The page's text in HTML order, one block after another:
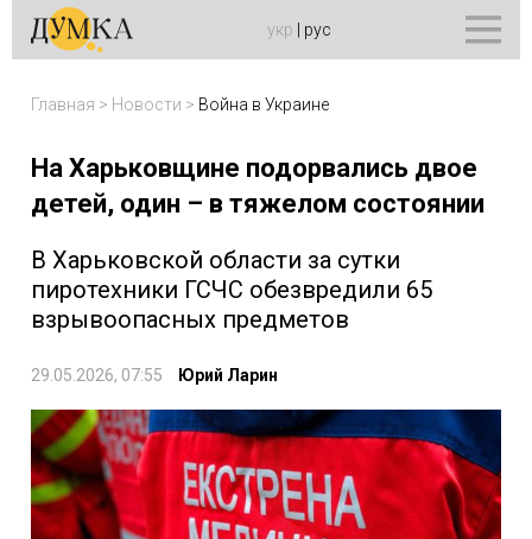
укр рус
Главная > Новости > Война в Украине
На Харьковщине подорвались двое
детей, один – в тяжелом состоянии
В Харьковской области за сутки
пиротехники ГСЧС обезвредили 65
взрывоопасных предметов
29.05.2026, 07:55 Юрий Ларин